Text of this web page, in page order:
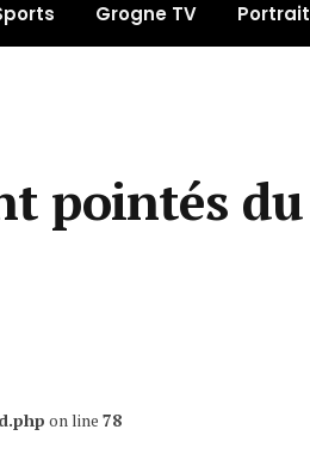
Grogne TV Portrait
pointés du
on line 78